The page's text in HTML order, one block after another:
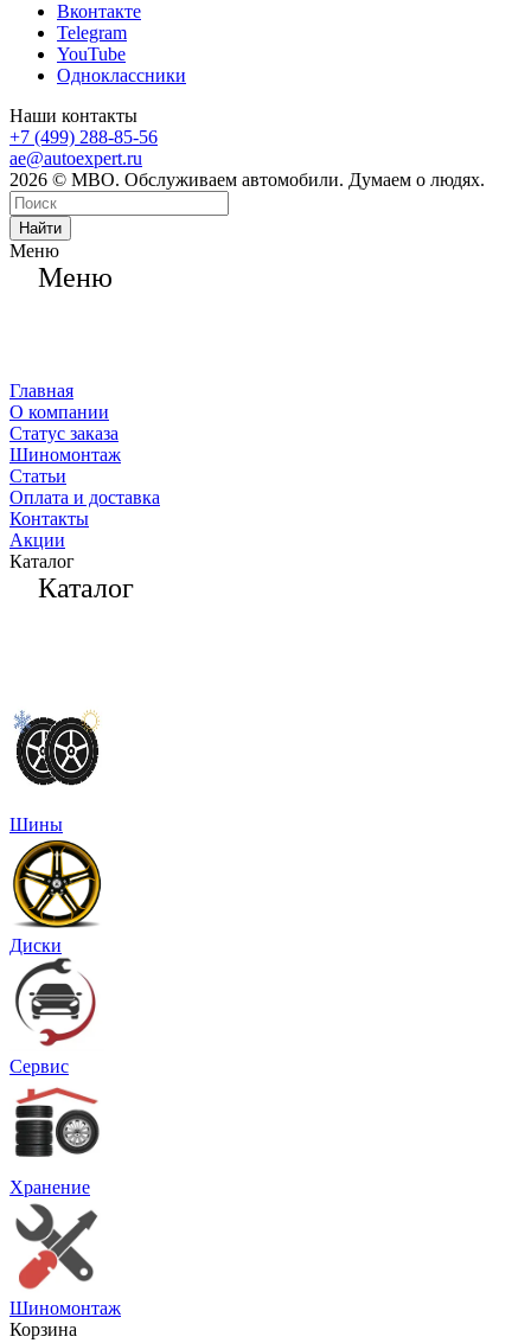
Вконтакте
Telegram
YouTube
Одноклассники
Наши контакты
+7 (499) 288-85-56
ae@autoexpert.ru
2026 © МВО. Обслуживаем автомобили. Думаем о людях.
Найти
Меню
Меню
Главная
О компании
Статус заказа
Шиномонтаж
Статьи
Оплата и доставка
Контакты
Акции
Каталог
Каталог
Шины
Диски
Сервис
Хранение
Шиномонтаж
Корзина